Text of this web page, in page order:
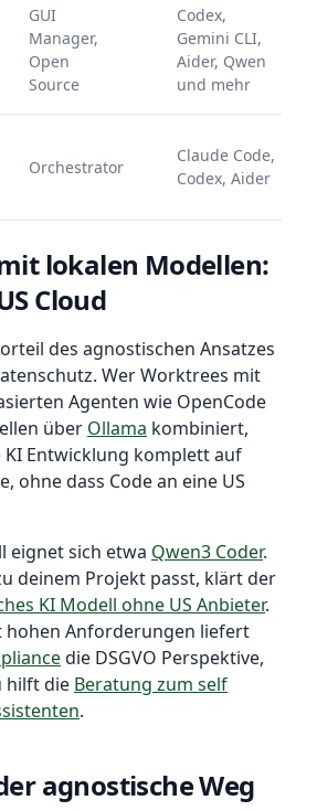
GUI
Manager,
Open
Source
Codex,
Gemini CLI,
Aider, Qwen
und mehr
Orchestrator
Claude Code,
Codex, Aider
lokalen Modellen:
Cloud
des agnostischen Ansatzes
Wer Worktrees mit
Agenten wie OpenCode
über Ollama kombiniert,
Entwicklung komplett auf
ohne dass Code an eine US
eignet sich etwa Qwen3 Coder.
deinem Projekt passt, klärt der
KI Modell ohne US Anbieter.
hohen Anforderungen liefert
die DSGVO Perspektive,
hilft die Beratung zum self
.
agnostische Weg